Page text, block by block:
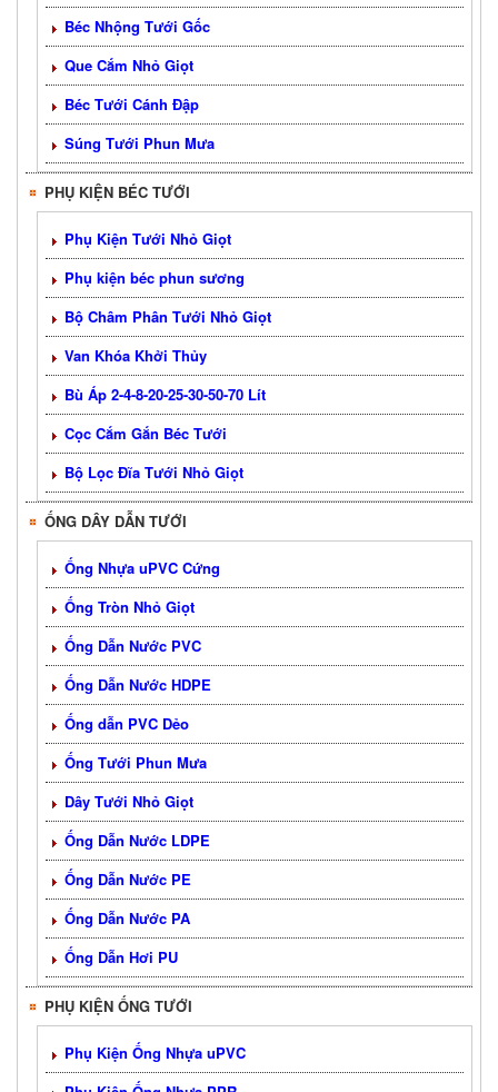
Béc Nhộng Tưới Gốc
Que Cắm Nhỏ Giọt
Béc Tưới Cánh Đập
Súng Tưới Phun Mưa
PHỤ KIỆN BÉC TƯỚI
Phụ Kiện Tưới Nhỏ Giọt
Phụ kiện béc phun sương
Bộ Châm Phân Tưới Nhỏ Giọt
Van Khóa Khởi Thủy
Bù Áp 2-4-8-20-25-30-50-70 Lít
Cọc Cắm Gắn Béc Tưới
Bộ Lọc Đĩa Tưới Nhỏ Giọt
ỐNG DÂY DẪN TƯỚI
Ống Nhựa uPVC Cứng
Ống Tròn Nhỏ Giọt
Ống Dẫn Nước PVC
Ống Dẫn Nước HDPE
Ống dẫn PVC Dẻo
Ống Tưới Phun Mưa
Dây Tưới Nhỏ Giọt
Ống Dẫn Nước LDPE
Ống Dẫn Nước PE
Ống Dẫn Nước PA
Ống Dẫn Hơi PU
PHỤ KIỆN ỐNG TƯỚI
Phụ Kiện Ống Nhựa uPVC